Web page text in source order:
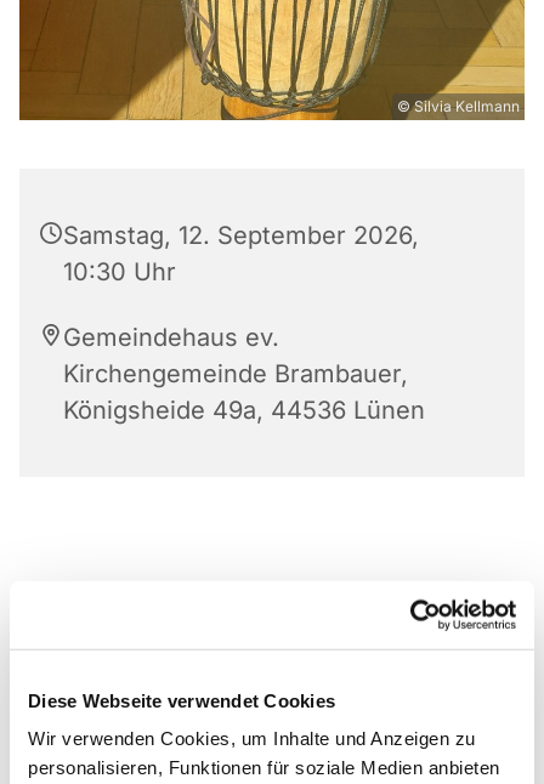
Diese Webseite verwendet Cookies
Wir verwenden Cookies, um Inhalte und Anzeigen zu
personalisieren, Funktionen für soziale Medien anbieten
© Silvia Kellmann
Samstag, 12. September 2026,
10:30 Uhr
Gemeindehaus ev.
Kirchengemeinde Brambauer,
Königsheide 49a, 44536 Lünen